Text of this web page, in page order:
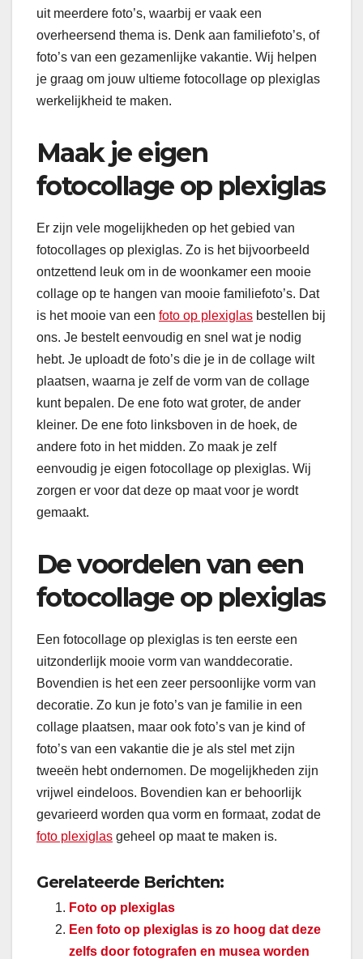
uit meerdere foto’s, waarbij er vaak een
overheersend thema is. Denk aan familiefoto’s, of
foto’s van een gezamenlijke vakantie. Wij helpen
je graag om jouw ultieme fotocollage op plexiglas
werkelijkheid te maken.
Maak je eigen
fotocollage op plexiglas
Er zijn vele mogelijkheden op het gebied van
fotocollages op plexiglas. Zo is het bijvoorbeeld
ontzettend leuk om in de woonkamer een mooie
collage op te hangen van mooie familiefoto’s. Dat
is het mooie van een foto op plexiglas bestellen bij
ons. Je bestelt eenvoudig en snel wat je nodig
hebt. Je uploadt de foto’s die je in de collage wilt
plaatsen, waarna je zelf de vorm van de collage
kunt bepalen. De ene foto wat groter, de ander
kleiner. De ene foto linksboven in de hoek, de
andere foto in het midden. Zo maak je zelf
eenvoudig je eigen fotocollage op plexiglas. Wij
zorgen er voor dat deze op maat voor je wordt
gemaakt.
De voordelen van een
fotocollage op plexiglas
Een fotocollage op plexiglas is ten eerste een
uitzonderlijk mooie vorm van wanddecoratie.
Bovendien is het een zeer persoonlijke vorm van
decoratie. Zo kun je foto’s van je familie in een
collage plaatsen, maar ook foto’s van je kind of
foto’s van een vakantie die je als stel met zijn
tweeën hebt ondernomen. De mogelijkheden zijn
vrijwel eindeloos. Bovendien kan er behoorlijk
gevarieerd worden qua vorm en formaat, zodat de
foto plexiglas geheel op maat te maken is.
Gerelateerde Berichten:
Foto op plexiglas
Een foto op plexiglas is zo hoog dat deze
zelfs door fotografen en musea worden